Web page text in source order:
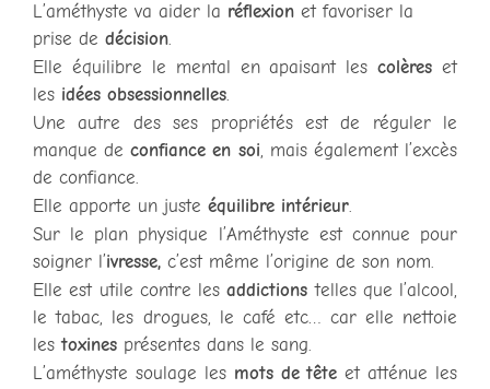
L’améthyste va aider la réflexion et favoriser la
prise de décision.
Elle équilibre le mental en apaisant lescolères et
les idées obsessionnelles.
Une autre des ses propriétés est de réguler le
manque deconfiance en soi, mais également l’excès
de confiance.
Elle apporte un juste équilibre intérieur.
Sur le plan physique l’Améthyste est connue pour
soigner l’ivresse, c’est même l’origine de son nom.
Elle est utile contre lesaddictions telles que l’alcool,
le tabac, les drogues, le café etc… car elle nettoie
lestoxines présentes dans le sang.
L’améthyste soulage les mots de tête et atténue les